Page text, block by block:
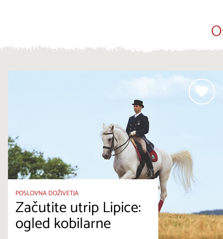
POSLOVNA DOŽIVETJA
Začutite utrip Lipice:
ogled kobilarne